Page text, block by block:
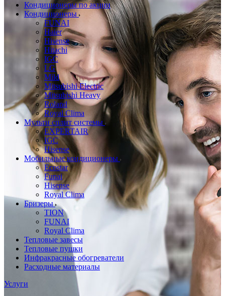
Кондиционеры по акции
Кондиционеры
FUNAI
Haier
Hisense
Hitachi
IGC
LG
Mild
Mitsubishi Electric
Mitsubishi Heavy
Roland
Royal Clima
Мульти сплит системы
EXPERTAIR
IGC
Hisense
Мобильные кондиционеры
Ecostar
Funai
Hisense
Royal Clima
Бризеры
TION
FUNAI
Royal Clima
Тепловые завесы
Тепловые пушки
Инфракрасные обогреватели
Расходные материалы
Услуги